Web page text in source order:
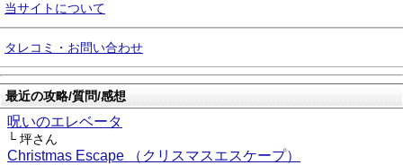
当サイトについて
タレコミ・お問い合わせ
最近の攻略/質問/感想
呪いのエレベータ
└ 坪さん
Christmas Escape （クリスマスエスケープ）